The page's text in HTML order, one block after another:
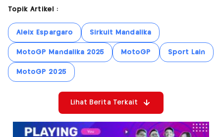
Topik Artikel :
Aleix Espargaro Sirkuit Mandalika
MotoGP Mandalika 2025 MotoGP Sport Lain
MotoGP 2025
Lihat Berita Terkait